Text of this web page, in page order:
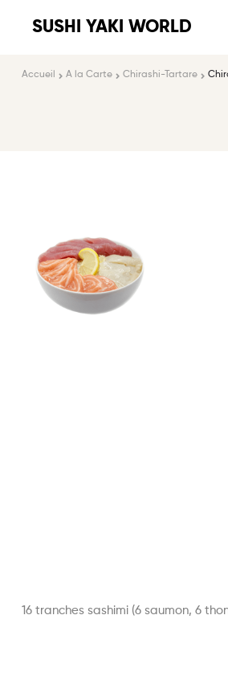
SUSHI YAKI WORLD
Accueil A la Carte Chirashi-Tartare
16 tranches sashimi (6 saumon, 6